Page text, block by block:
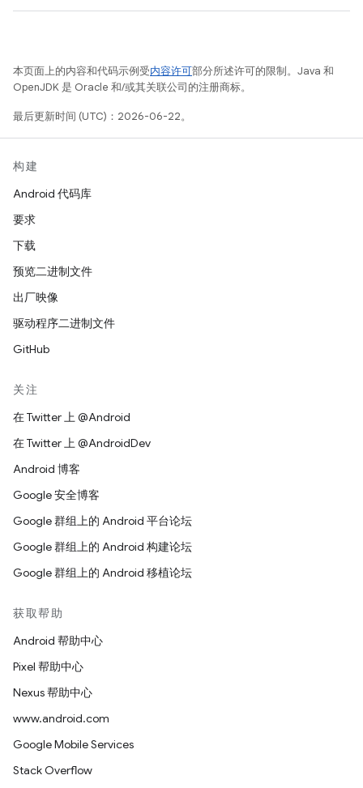
本页面上的内容和代码示例受内容许可部分所述许可的限制。Java 和
OpenJDK 是 Oracle 和/或其关联公司的注册商标。
最后更新时间 (UTC)：2026-06-22。
构建
Android 代码库
要求
下载
预览二进制文件
出厂映像
驱动程序二进制文件
GitHub
关注
在 Twitter 上 @Android
在 Twitter 上 @AndroidDev
Android 博客
Google 安全博客
Google 群组上的 Android 平台论坛
Google 群组上的 Android 构建论坛
Google 群组上的 Android 移植论坛
获取帮助
Android 帮助中心
Pixel 帮助中心
Nexus 帮助中心
www.android.com
Google Mobile Services
Stack Overflow